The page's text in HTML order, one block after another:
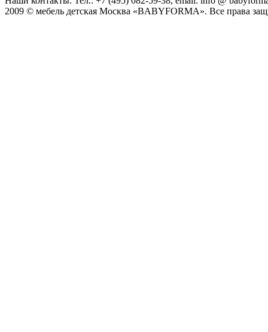
2009 © мебель детская Москва «BABYFORMA». Все права